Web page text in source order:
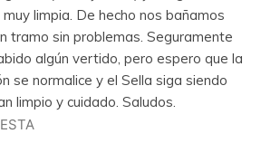
limpia. De hecho nos bañamos
tramo sin problemas. Seguramente
algún vertido, pero espero que la
se normalice y el Sella siga siendo
limpio y cuidado. Saludos.